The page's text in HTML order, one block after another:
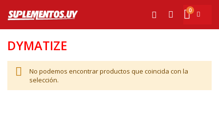
al
contenido
Mi cesta
0
Buscar
DYMATIZE
No podemos encontrar productos que coincida con la
selección.